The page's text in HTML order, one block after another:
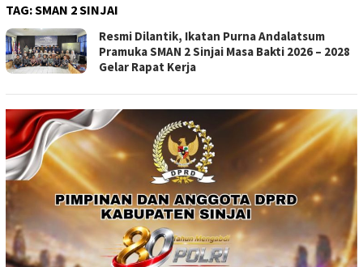
TAG:SMAN 2 SINJAI
Resmi Dilantik, Ikatan Purna Andalatsum
Pramuka SMAN 2 Sinjai Masa Bakti 2026 – 2028
Gelar Rapat Kerja